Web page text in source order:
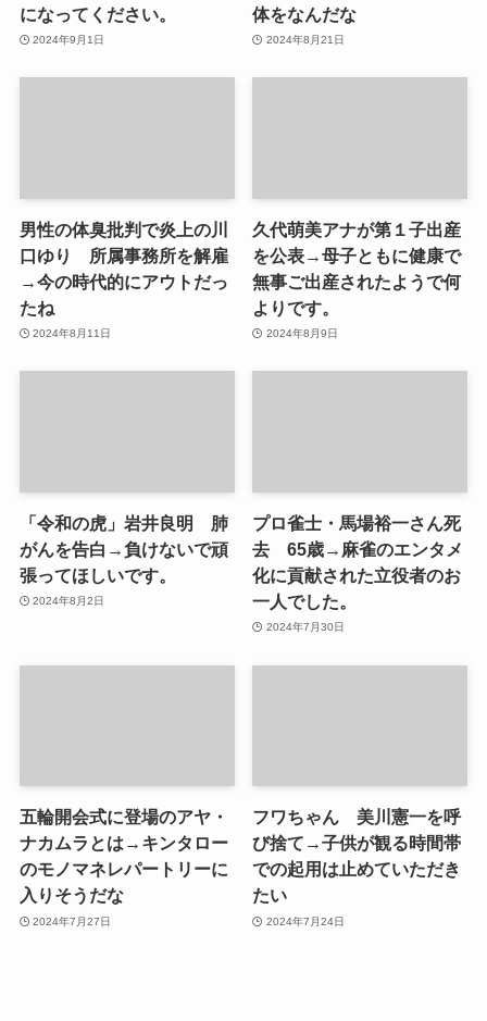
になってください。
2024年9月1日
体をなんだな
2024年8月21日
男性の体臭批判で炎上の川
口ゆり 所属事務所を解雇
→今の時代的にアウトだっ
たね
2024年8月11日
久代萌美アナが第１子出産
を公表→母子ともに健康で
無事ご出産されたようで何
よりです。
2024年8月9日
「令和の虎」岩井良明 肺
がんを告白→負けないで頑
張ってほしいです。
2024年8月2日
プロ雀士・馬場裕一さん死
去 65歳→麻雀のエンタメ
化に貢献された立役者のお
一人でした。
2024年7月30日
五輪開会式に登場のアヤ・
ナカムラとは→キンタロー
のモノマネレパートリーに
入りそうだな
2024年7月27日
フワちゃん 美川憲一を呼
び捨て→子供が観る時間帯
での起用は止めていただき
たい
2024年7月24日